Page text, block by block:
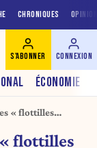
CHRONIQUES
ÉCONOMIE
S'ABONNER CONNEXION
« flottilles
»
flottilles